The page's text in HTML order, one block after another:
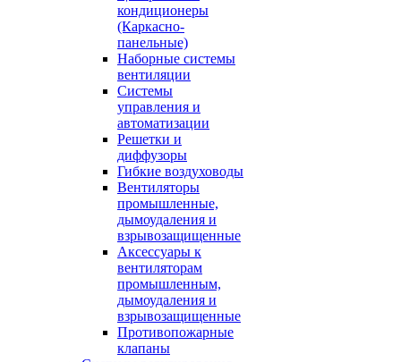
кондиционеры
(Каркасно-
панельные)
Наборные системы
вентиляции
Системы
управления и
автоматизации
Решетки и
диффузоры
Гибкие воздуховоды
Вентиляторы
промышленные,
дымоудаления и
взрывозащищенные
Аксессуары к
вентиляторам
промышленным,
дымоудаления и
взрывозащищенные
Противопожарные
клапаны